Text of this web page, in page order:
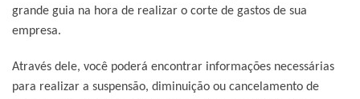
grande guia na hora de realizar o corte de gastos de sua
empresa.
Através dele, você poderá encontrar informações necessárias
para realizar a suspensão, diminuição ou cancelamento de